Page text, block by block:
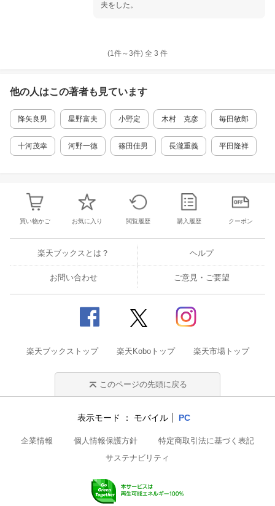
夫をした。
(1件～3件) 全 3 件
他の人はこの著者も見ています
降矢良男 星野富夫 小野定 木村 克彦 毎田敏郎
十河茂幸 河野一徳 篠田佳男 長瀧重義 平田隆祥
買い物かご お気に入り 閲覧履歴 購入履歴 クーポン
楽天ブックスとは？ ヘルプ
お問い合わせ ご意見・ご要望
楽天ブックストップ 楽天Koboトップ 楽天市場トップ
このページの先頭に戻る
表示モード モバイル PC
企業情報 個人情報保護方針
特定商取引法に基づく表記
サステナビリティ